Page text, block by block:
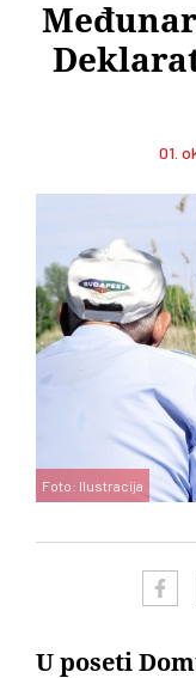
01.
Foto: Ilustracija
U poseti